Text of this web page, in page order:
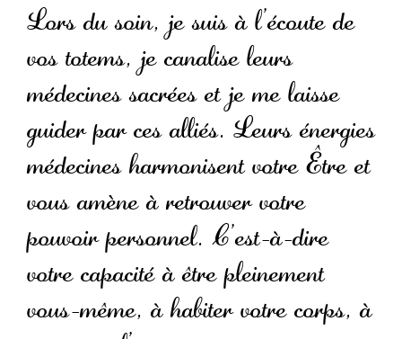
Lors du soin, je suis à l’écoute de
vos totems, je canalise leurs
médecines sacrées et je me laisse
guider par ces alliés. Leurs énergies
médecines harmonisent votre Être et
vous amène à retrouver votre
pouvoir personnel. C’est-à-dire
votre capacité à être pleinement
vous-même, à habiter votre corps, à